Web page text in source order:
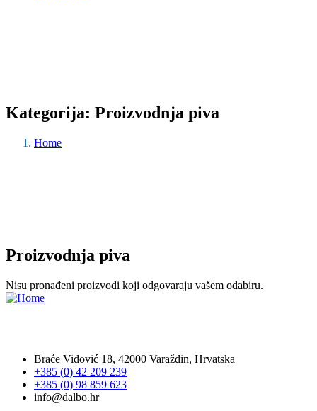
Kategorija: Proizvodnja piva
Home
Proizvodnja piva
Nisu pronađeni proizvodi koji odgovaraju vašem odabiru.
Braće Vidović 18, 42000 Varaždin, Hrvatska
+385 (0) 42 209 239
+385 (0) 98 859 623
info@dalbo.hr